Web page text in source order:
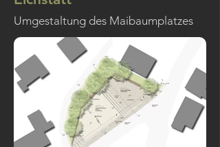
Umgestaltung des Maibaumplatzes